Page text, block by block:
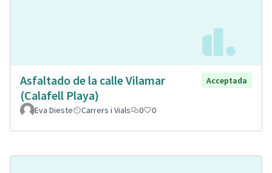
Asfaltado de la calle Vilamar
(Calafell Playa)
Acceptada
Eva Dieste Carrers i Vials 0 0